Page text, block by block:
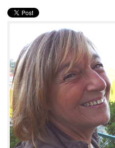
PRODUITS
RECETTES
Entrées
Plats
Desserts
Sauces